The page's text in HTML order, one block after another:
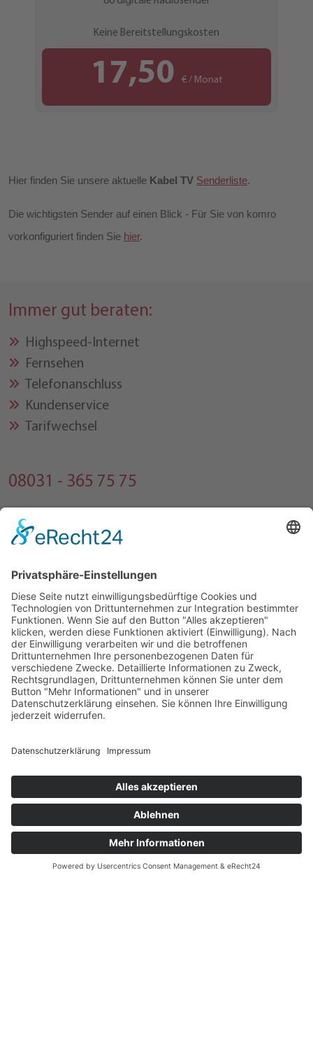
Keine Bereitstellungskosten
17,50 € / Monat
Hier finden Sie unsere aktuelle Kabel TV Senderliste.
Die wichtigsten Sender auf einen Blick - Für Sie von komro
vorkonfiguriert finden Sie hier.
Immer gut beraten:
Highspeed-Internet
Fernsehen
Telefonanschluss
Kundenservice
Tarifwechsel
08031 - 365 75 75
Montag bis Freitag
09:00 Uhr bis 17:00 Uhr
Kontaktformular